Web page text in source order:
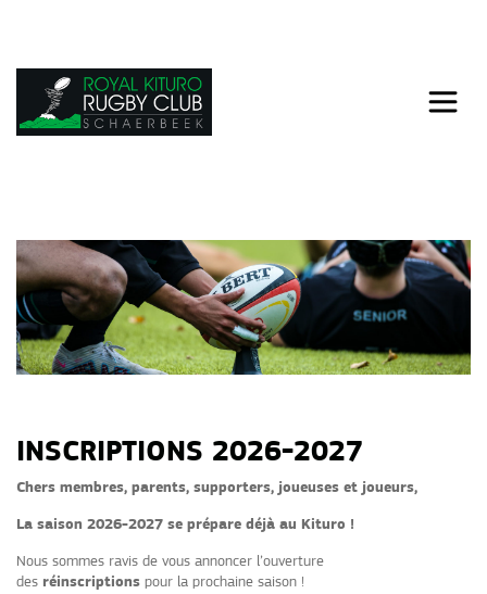
INSCRIPTIONS 2026-2027
Chers membres, parents, supporters, joueuses et joueurs,
La saison 2026-2027 se prépare déjà au Kituro !
Nous sommes ravis de vous annoncer l’ouverture
des réinscriptions pour la prochaine saison !